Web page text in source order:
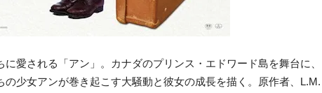
愛される「アン」。カナダのプリンス・エドワード島を舞台に、
少女アンが巻き起こす大騒動と彼女の成長を描く。原作者、L.M.